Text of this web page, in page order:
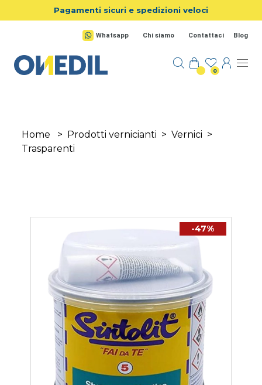
Salta al contenuto principale
Pagamenti sicuri e spedizioni veloci
Whatsapp Chi siamo Contattaci Blog
0
Home > Prodotti vernicianti > Vernici >
Trasparenti
-47%